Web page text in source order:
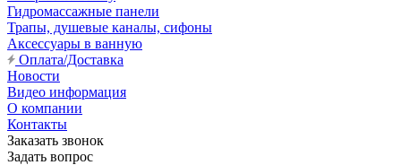
Гидромассажные панели
Трапы, душевые каналы, сифоны
Аксессуары в ванную
Оплата/Доставка
Новости
Видео информация
О компании
Контакты
Заказать звонок
Задать вопрос